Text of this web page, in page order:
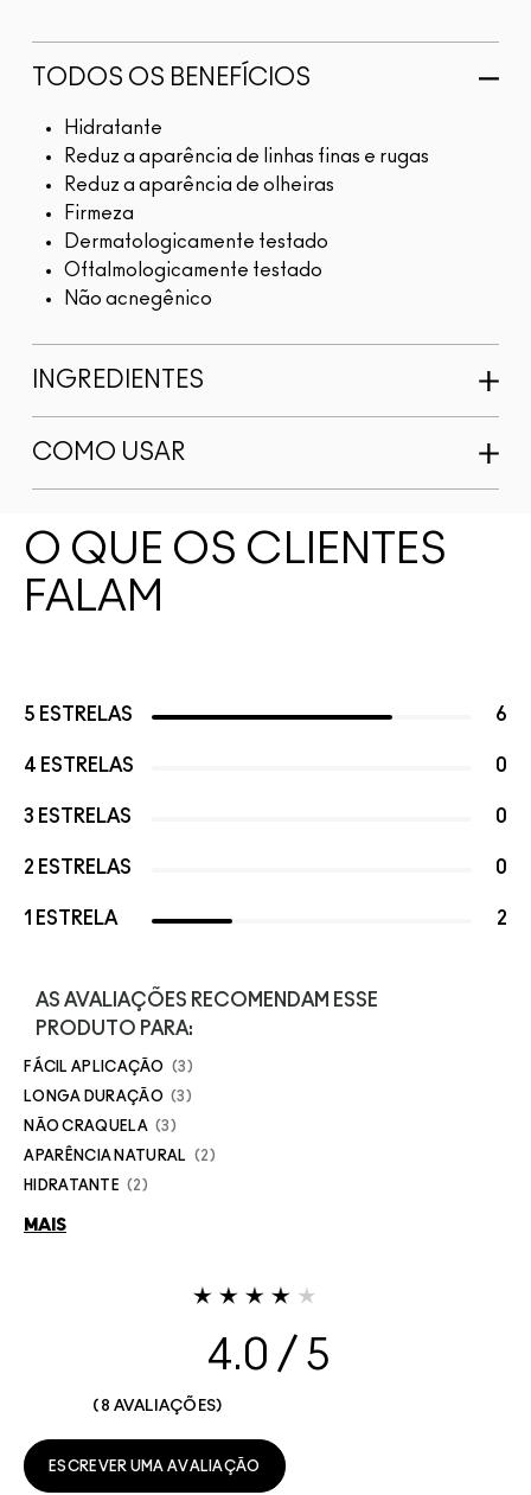
TODOS OS BENEFÍCIOS
Hidratante
Reduz a aparência de linhas finas e rugas
Reduz a aparência de olheiras
Firmeza
Dermatologicamente testado
Oftalmologicamente testado
Não acnegênico
INGREDIENTES
COMO USAR
O QUE OS CLIENTES
FALAM
5 ESTRELAS 6
4 ESTRELAS 0
3 ESTRELAS 0
2 ESTRELAS 0
1 ESTRELA 2
AS AVALIAÇÕES RECOMENDAM ESSE
PRODUTO PARA:
FÁCIL APLICAÇÃO 3
LONGA DURAÇÃO 3
NÃO CRAQUELA 3
APARÊNCIA NATURAL 2
HIDRATANTE 2
MAIS
4.0
8 AVALIAÇÕES
ESCREVER UMA AVALIAÇÃO